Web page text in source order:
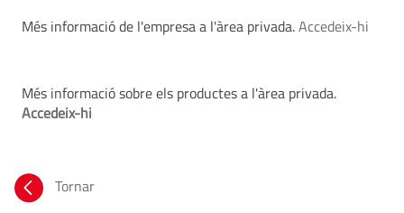
Més informació de l'empresa a l'àrea privada.Accedeix-hi
Més informació sobre els productes a l'àrea privada.
Accedeix-hi
Tornar